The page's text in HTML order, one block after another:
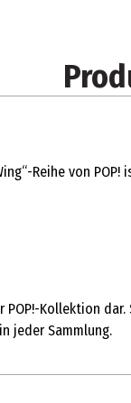
Reihe von
Kollektion
jeder Sammlung.